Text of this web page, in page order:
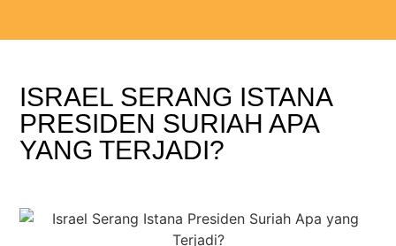
ISRAEL SERANG ISTANA
PRESIDEN SURIAH APA
YANG TERJADI?